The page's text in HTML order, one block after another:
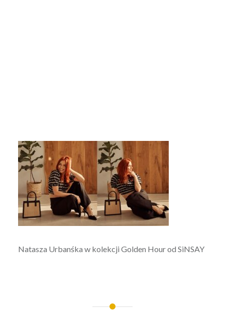
Natasza Urbanśka w kolekcji Golden Hour od SiNSAY